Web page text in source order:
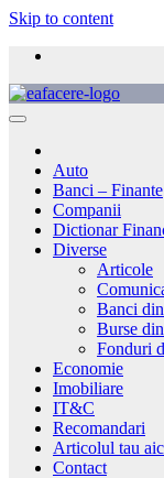
Skip to content
Auto
Banci – Finante
Companii
Dictionar
Diverse
Articole
Banci
Burse
Fonduri
Economie
Imobiliare
IT&C
Recomandari
Articolul tau
Contact